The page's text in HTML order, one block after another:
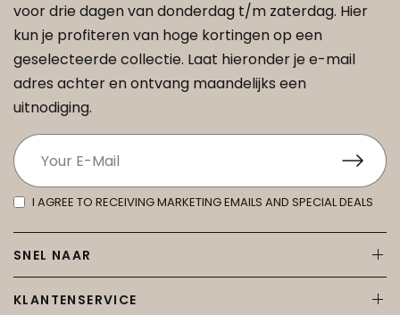
voor drie dagen van donderdag t/m zaterdag. Hier
kun je profiteren van hoge kortingen op een
geselecteerde collectie. Laat hieronder je e-mail
adres achter en ontvang maandelijks een
uitnodiging.
I AGREE TO RECEIVING MARKETING EMAILS AND SPECIAL DEALS
SNEL NAAR
KLANTENSERVICE